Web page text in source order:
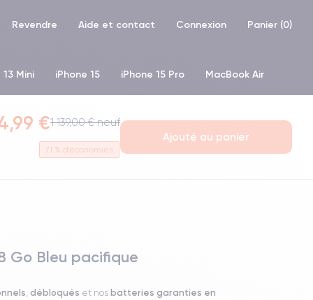
Revendre Aide et contact Connexion Panier (0)
Mini iPhone 15 iPhone 15 Pro MacBook Air
XR iPhone SE 2 (2020)
€1 139,00 € neuf
71 % d'économies
Ajouté au panier
Go Bleu pacifique
débloqués et nos batteries garanties en